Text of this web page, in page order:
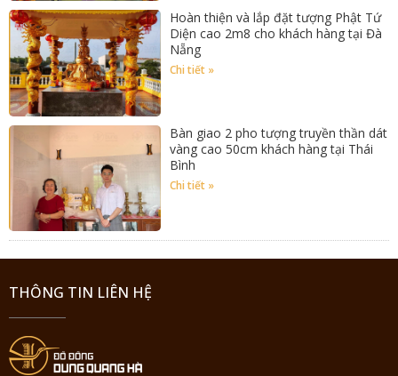
Hoàn thiện và lắp đặt tượng Phật Tứ
Diện cao 2m8 cho khách hàng tại Đà
Nẵng
Chi tiết »
Bàn giao 2 pho tượng truyền thần dát
vàng cao 50cm khách hàng tại Thái
Bình
Chi tiết »
THÔNG TIN LIÊN HỆ